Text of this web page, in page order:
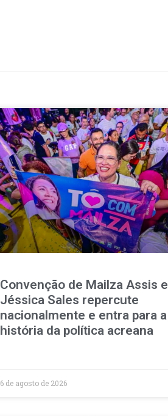
Convenção de Mailza Assis e
Jéssica Sales repercute
nacionalmente e entra para a
história da política acreana
6 de agosto de 2026